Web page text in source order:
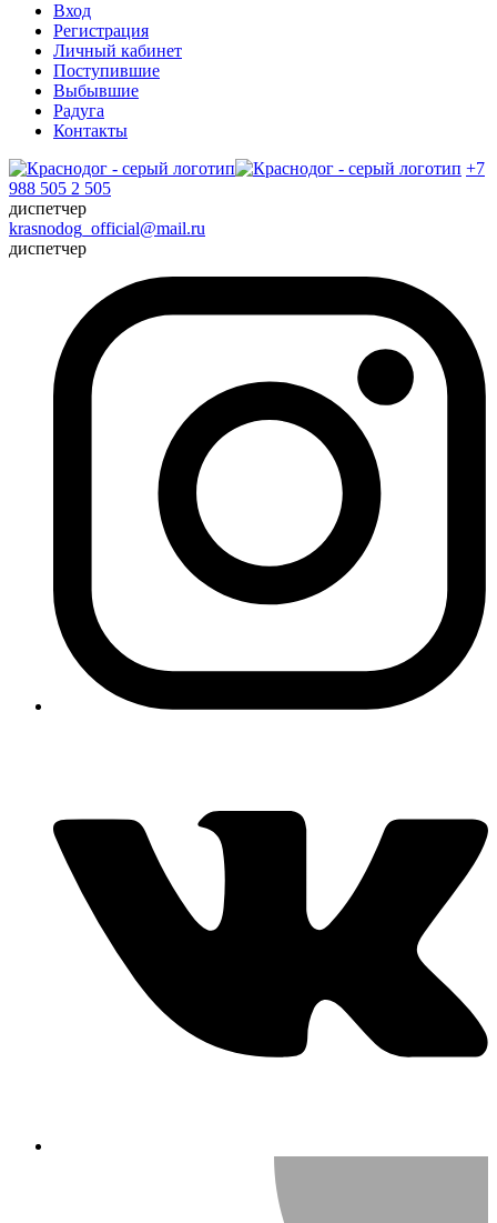
Вход
Регистрация
Личный кабинет
Поступившие
Выбывшие
Радуга
Контакты
+7
988 505 2 505
диспетчер
krasnodog_official@mail.ru
диспетчер